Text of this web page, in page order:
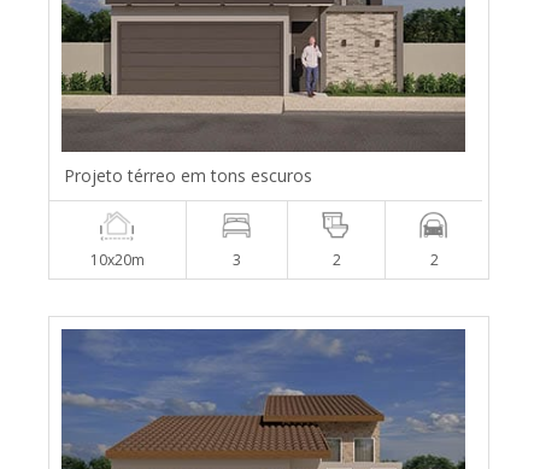
Projeto térreo em tons escuros
10x20m 3 2 2